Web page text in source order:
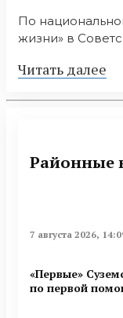
По
жизни» в
Читать далее
Районные
7 августа 2026,
«Первые»
по первой